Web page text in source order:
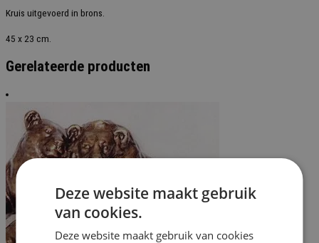
aantal
Kruis uitgevoerd in brons.
45 x 23 cm.
Gerelateerde producten
Deze website maakt gebruik
van cookies.
Deze website maakt gebruik van cookies